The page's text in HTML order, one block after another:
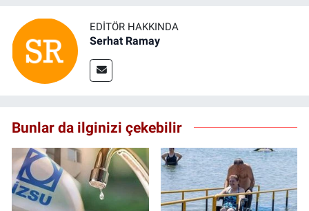
EDITÖR HAKKINDA
Serhat Ramay
Bunlar da ilginizi çekebilir